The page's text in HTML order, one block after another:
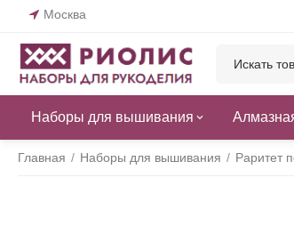
Москва
Наборы для вышивания
Главная / Наборы для вышивания / Раритет